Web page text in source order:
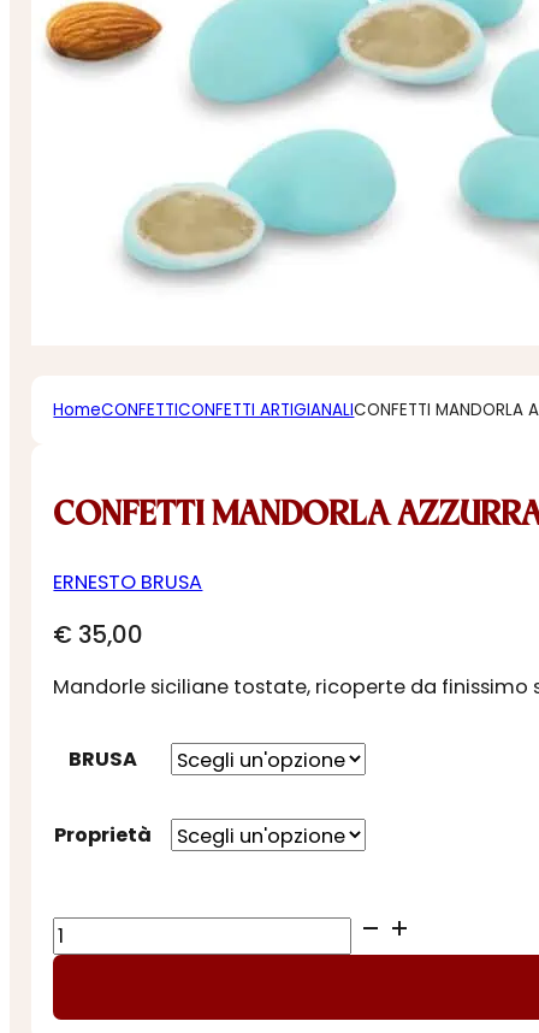
HomeCONFETTICONFETTI ARTIGIANALICONFETTI MANDORLA
CONFETTI MANDORLA
ERNESTO BRUSA
€ 35,00
Mandorle siciliane tostate, ricoperte da finissimo
BRUSA
Proprietà
CONFETTI
MANDORLA
quantità